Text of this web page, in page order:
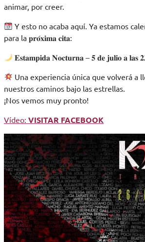
animar, por creer.
Y esto no acaba aquí. Ya estamos
para la 𝐩𝐫𝐨́𝐱𝐢𝐦𝐚 𝐜𝐢𝐭𝐚:
𝐄𝐬𝐭𝐚𝐦𝐩𝐢𝐝𝐚 𝐍𝐨𝐜𝐭𝐮𝐫𝐧𝐚 – 𝟓 𝐝𝐞 𝐣𝐮𝐥𝐢𝐨 𝐚 𝐥𝐚𝐬
Una experiencia única que volverá a
nuestros caminos bajo las estrellas.
¡Nos vemos muy pronto!
Vídeo: VISITAR FACEBOOK